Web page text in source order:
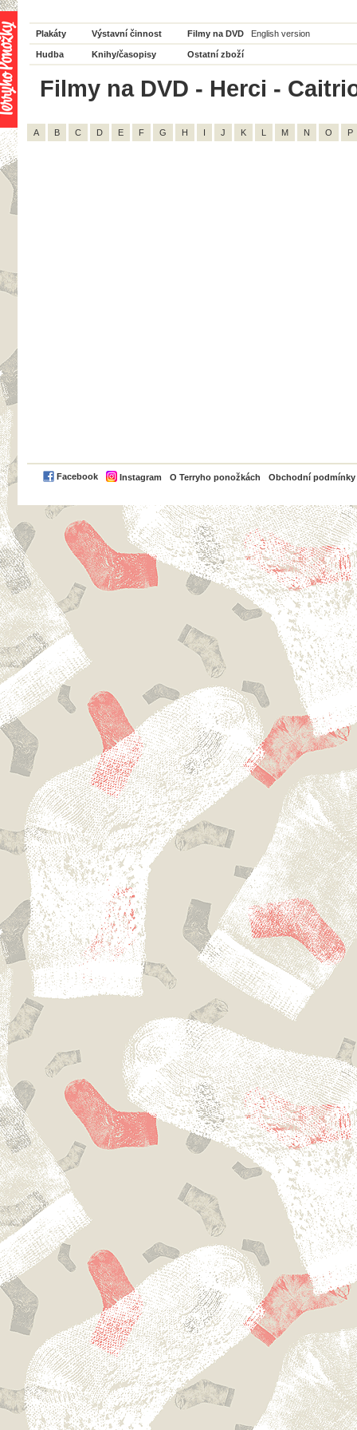
Plakáty Výstavní činnost Filmy na DVD English version
Hudba Knihy/časopisy Ostatní zboží
Filmy na DVD - Herci -
A B C D E F G H I J K L M N O P
Facebook Instagram O Terryho ponožkách Obchodní podmínky
PayPal